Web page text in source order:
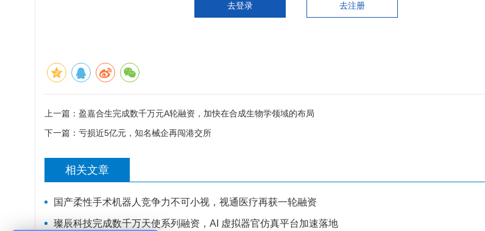
去登录 去注册
上一篇： 盈嘉合生完成数千万元A轮融资，加快在合成生物学领域的布局
下一篇： 亏损近5亿元，知名械企再闯港交所
相关文章
国产柔性手术机器人竞争力不可小视，视通医疗再获一轮融资
璨辰科技完成数千万天使系列融资，AI 虚拟器官仿真平台加速落地